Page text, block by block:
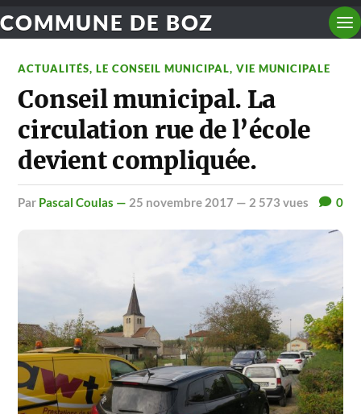
COMMUNE DE BOZ
ACTUALITÉS,LE CONSEIL MUNICIPAL,VIE MUNICIPALE
Conseil municipal. La
circulation rue de l’école
devient compliquée.
par Pascal Coulas — 25 novembre 2017 — 2 573 vues 0